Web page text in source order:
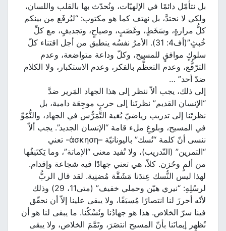
بل نتأمّل دائمًا في الإلهيّات، ونُحدّث بها بالقلب واللسان،
ولكي لا نحتدَّ، بل نهتف كما هو مكتوب: “ليُرفَع من بينكم
كلُّ مرارةٍ، وسَخَطٍ، وغَضَبٍ، وصياحٍ، وتجديفٍ، مع كلِّ
خُبثٍ”(أف4: 31). الأمرُ نفسُه ينطبق من أجل اقتناء كلّ
سلوكٍ موافقٍ للمسيح، وكلّ وداعة متواضعة، وعدم
الترّفُّع، وعدم التعظُّم بالفكر، وعدم الاستكبار، ولا الكلام
ضدّ أحد” …
إلى ذلك، يجب ألاّ ننظر إلى هذا الجهاد المَرير ضدَّ
“الإنسان القديم” نظرتَنا إلى حربٍ موجِعَة دامية، بل
نظرتَنا إلى تدريب رياضيّ بُغية التَّمَرُّس في الجهاد، والنُّمُوِّ
في المسيح، وبلوغِ ملء قامة “الإنسان الجديد”. يجب ألاّ
ننسى أنّ كلمة “نُسك” باليونانيّة –άσκηση- تعني
“التمرين” (التّدريب)، ولا تُفيد معنى “الإماتة”، وما يَكتَنِفُها
من ألمٍ وحُزن. كلاّ، هي تعني جهادًا فيه شجاعة وإقدام.
لهذا ليس النُّسك عِندَنا مَشَقَّة مُضنِية. لقد قال الربُّ
لرسُلِهِ: “نيري هيّن وحملي خفيف” (متى11، 29) وذلك
لأنّه أحرزَ لنا انتصارًا مُسبَقًا، ولا يبقى علينا إلاّ أن نحقّق
فينا سرّ الخلاص. هذا هو جهادُنا ونُسْكُنا. ما يبقى لنا هو أن
نُظهِر إيمانَنا بأنّ المسيح انتصَرَ، وتَمَّمَ الخلاص، ولا يبقى